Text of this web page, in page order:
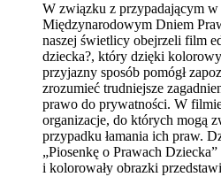
W związku z przypadającym w
Międzynarodowym Dniem
naszej świetlicy obejrzeli film
dziecka?, który dzięki
przyjazny sposób pomógł
zrozumieć trudniejsze
prawo do prywatności. W
organizacje, do których mogą
przypadku łamania ich praw.
„Piosenkę o Prawach
i kolorowały obrazki